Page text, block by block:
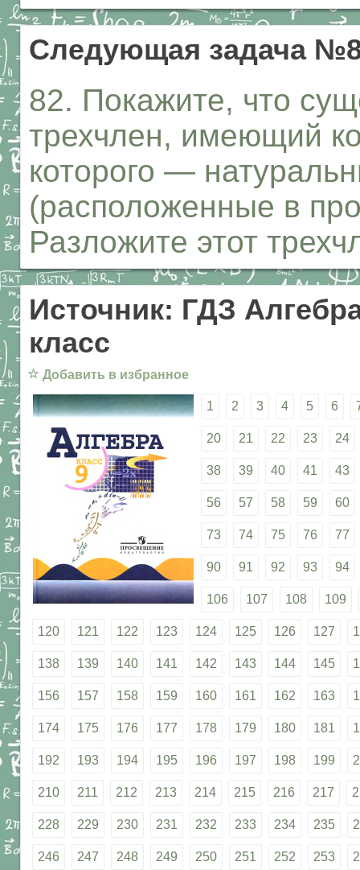
Следующая задача
82. Покажите, что
трехчлен, имеющий
которого —
(расположенные в
Разложите этот
Источник: ГДЗ
класс
☆ Добавить в избранное
1 2 3 4 5 6
20 21 22 23 24
38 39 40 41 43
56 57 58 59 60
73 74 75 76 77
90 91 92 93 94
106 107 108 109
120 121 122 123 124 125 126 127
138 139 140 141 142 143 144 145
156 157 158 159 160 161 162 163
174 175 176 177 178 179 180 181
192 193 194 195 196 197 198 199
210 211 212 213 214 215 216 217
228 229 230 231 232 233 234 235
246 247 248 249 250 251 252 253